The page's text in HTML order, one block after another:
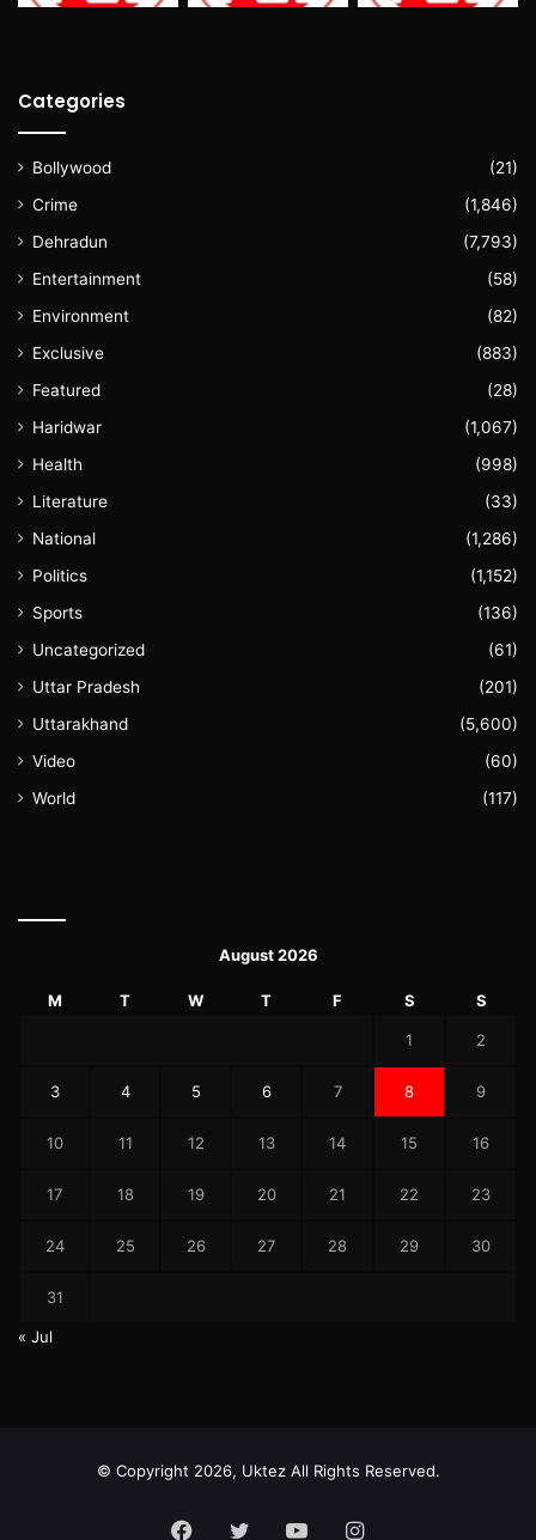
Categories
Bollywood
(21)
Crime
(1,846)
Dehradun
(7,793)
Entertainment
(58)
Environment
(82)
Exclusive
(883)
Featured
(28)
Haridwar
(1,067)
Health
(998)
Literature
(33)
National
(1,286)
Politics
(1,152)
Sports
(136)
Uncategorized
(61)
Uttar Pradesh
(201)
Uttarakhand
(5,600)
Video
(60)
World
(117)
August 2026
M T W T F S S
1 2
3 4 5 6 7 8 9
10 11 12 13 14 15 16
17 18 19 20 21 22 23
24 25 26 27 28 29 30
31
« Jul
© Copyright 2026, Uktez All Rights Reserved.
Facebook
Twitter YouTubeInstagram